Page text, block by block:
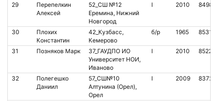
29
Перепелкин
Алексей
52_СШ №12
Еремина, Нижний
Новгород
I 2010
30
Плохих
Константин
42_Кузбасс,
Кемерово
б/р 1965
31 Позняков Марк
37_ГАУДПО ИО
Университет НОИ,
Иваново
I 2010
32
Полегешко
Даниил
57_СШ№10
Алтунина (Орел),
Орел
I 2009